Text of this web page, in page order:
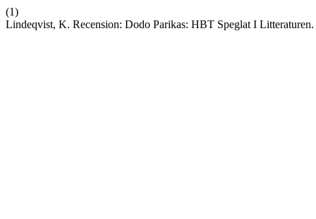
(1)
Lindeqvist, K. Recension: Dodo Parikas: HBT Speglat I Litteraturen.